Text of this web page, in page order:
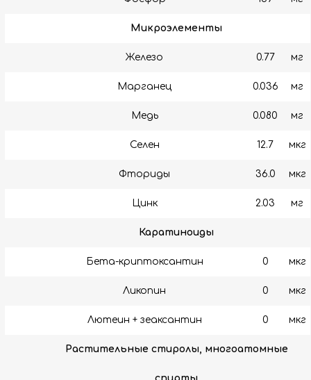
Микроэлементы
Железо 0.77 мг
Марганец 0.036 мг
Медь 0.080 мг
Селен 12.7 мкг
Фториды 36.0 мкг
Цинк 2.03 мг
Каратиноиды
Бета-криптоксантин 0 мкг
Ликопин 0 мкг
Лютеин + зеаксантин 0 мкг
Растительные стиролы, многоатомные